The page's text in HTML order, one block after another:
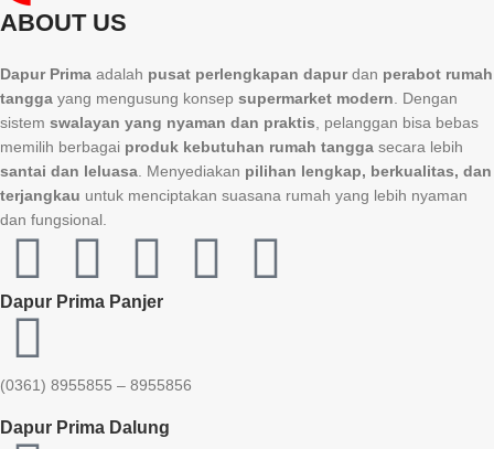
ABOUT US
Dapur Prima adalah pusat perlengkapan dapurdan perabot rumah
tangga yang mengusung konsep supermarket modern . Dengan
sistem swalayan yang nyaman dan praktis , pelanggan bisa bebas
memilih berbagai produk kebutuhan rumah tangga secara lebih
santai dan leluasa . Menyediakan pilihan lengkap, berkualitas, dan
terjangkau untuk menciptakan suasana rumah yang lebih nyaman
dan fungsional.
Dapur Prima Panjer
(0361) 8955855 – 8955856​
Dapur Prima Dalung